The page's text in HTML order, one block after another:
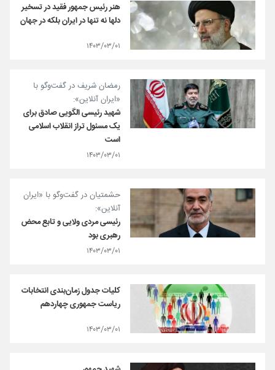
هنر رئیس جمهور فقید در تسخیر
دلها نه تنها در ایران بلکه در جهان
۱۴۰۳/۰۳/۰۱
رمضان شریف در گفت‌وگو با
«ایران آنلاین»:
شهید رئیسی الگویی صادق برای
یک مسئول تراز انقلاب اسلامی
است
۱۴۰۳/۰۳/۰۱
حشمتیان در گفت‌وگو با «ایران
آنلاین»:
رئیسی مردی ولایی و تابع محض
رهبری بود
۱۴۰۳/۰۳/۰۱
کلیات جدول زمان‌بندی انتخابات
ریاست جمهوری چهاردهم
۱۴۰۳/۰۳/۰۱